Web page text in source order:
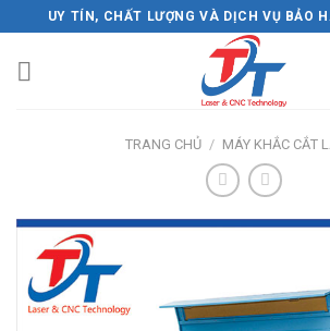
to
content
UY TÍN, CHẤT LƯỢNG VÀ DỊCH VỤ BẢO
TRANG CHỦ / MÁY KHẮC CẮT